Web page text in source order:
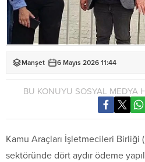
Manşet 6 Mayıs 2026 11:44
BU KONUYU SOSYAL MEDYA
Kamu Araçları İşletmecileri Birliği
sektöründe dört aydır ödeme